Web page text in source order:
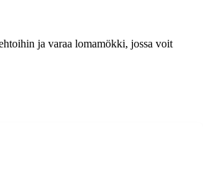
ja varaa lomamökki, jossa voit